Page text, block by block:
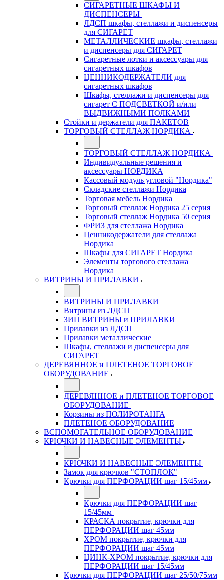
СИГАРЕТНЫЕ ШКАФЫ И
ДИСПЕНСЕРЫ
ЛДСП шкафы, стеллажи и диспенсеры
для СИГАРЕТ
МЕТАЛЛИЧЕСКИЕ шкафы, стеллажи
и диспенсеры для СИГАРЕТ
Сигаретные лотки и аксессуары для
сигаретных шкафов
ЦЕННИКОДЕРЖАТЕЛИ для
сигаретных шкафов
Шкафы, стеллажи и диспенсеры для
сигарет С ПОДСВЕТКОЙ и/или
ВЫДВИЖНЫМИ ПОЛКАМИ
Стойки и держатели для ПАКЕТОВ
ТОРГОВЫЙ СТЕЛЛАЖ НОРДИКА
ТОРГОВЫЙ СТЕЛЛАЖ НОРДИКА
Индивидуальные решения и
аксессуары НОРДИКА
Кассовый модуль угловой "Нордика"
Складские стеллажи Нордика
Торговая мебель Нордика
Торговый стеллаж Нордика 25 серия
Торговый стеллаж Нордика 50 серия
ФРИЗ для стеллажа Нордика
Ценникодержатели для стеллажа
Нордика
Шкафы для СИГАРЕТ Нордика
Элементы торгового стеллажа
Нордика
ВИТРИНЫ И ПРИЛАВКИ
ВИТРИНЫ И ПРИЛАВКИ
Витрины из ЛДСП
ЗИП ВИТРИНЫ и ПРИЛАВКИ
Прилавки из ЛДСП
Прилавки металлические
Шкафы, стеллажи и диспенсеры для
СИГАРЕТ
ДЕРЕВЯННОЕ и ПЛЕТЕНОЕ ТОРГОВОЕ
ОБОРУДОВАНИЕ
ДЕРЕВЯННОЕ и ПЛЕТЕНОЕ ТОРГОВОЕ
ОБОРУДОВАНИЕ
Корзины из ПОЛИРОТАНГА
ПЛЕТЕНОЕ ОБОРУДОВАНИЕ
ВСПОМОГАТЕЛЬНОЕ ОБОРУДОВАНИЕ
КРЮЧКИ И НАВЕСНЫЕ ЭЛЕМЕНТЫ
КРЮЧКИ И НАВЕСНЫЕ ЭЛЕМЕНТЫ
Замок для крючков "СТОПЛОК"
Крючки для ПЕРФОРАЦИИ шаг 15/45мм
Крючки для ПЕРФОРАЦИИ шаг
15/45мм
КРАСКА покрытие, крючки для
ПЕРФОРАЦИИ шаг 45мм
ХРОМ покрытие, крючки для
ПЕРФОРАЦИИ шаг 45мм
ЦИНК-ХРОМ покрытие, крючки для
ПЕРФОРАЦИИ шаг 15/45мм
Крючки для ПЕРФОРАЦИИ шаг 25/50/75мм